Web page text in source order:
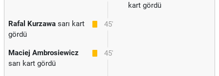
kart gördü
45'
Rafal Kurzawa sarı kart
gördü
45'
Maciej Ambrosiewicz
sarı kart gördü